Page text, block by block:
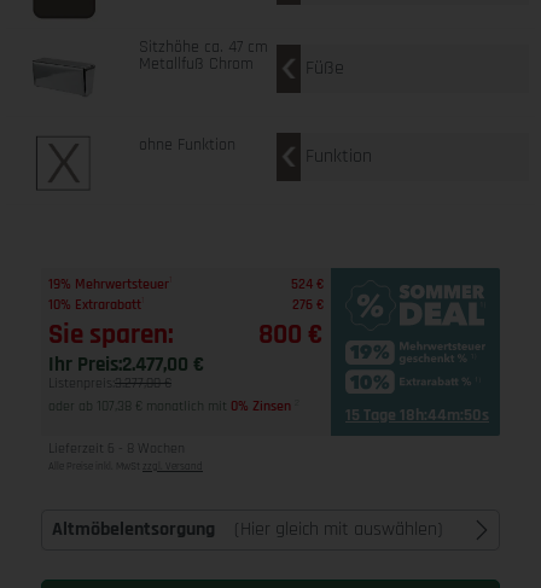
Sitzhöhe ca. 47 cm
Metallfuß Chrom Füße
ohne Funktion Funktion
19% Mehrwertsteuer
524 €
10% Extrarabatt
276 €
Sie sparen: 800 €
Ihr Preis:2.477,00 €
Listenpreis: 3.277,00 €
oder ab 107,38 € monatlich mit 0% Zinsen 15 Tage 18h:44m:49s
Lieferzeit 6 - 8 Wochen
Alle Preise inkl. MwSt zzgl. Versand
Altmöbelentsorgung (Hier gleich mit auswählen)